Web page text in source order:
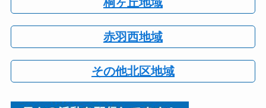
赤羽西地域
その他北区地域